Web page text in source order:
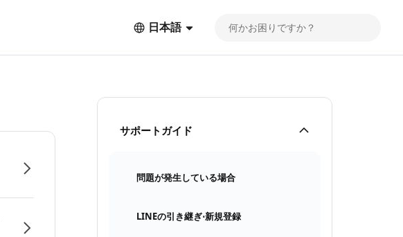
日本語
サポートガイド
問題が発生している場合
LINEの引き継ぎ⋅新規登録